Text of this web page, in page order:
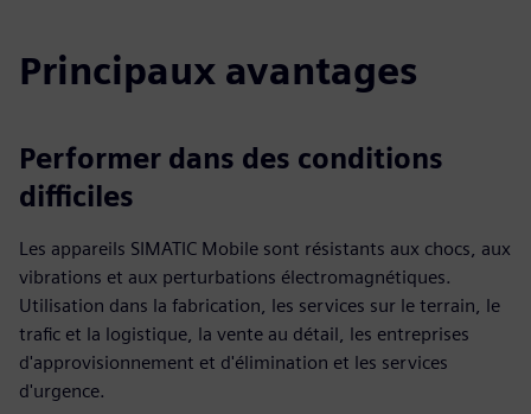
Principaux avantages
Performer dans des conditions
difficiles
Les appareils SIMATIC Mobile sont résistants aux chocs, aux
vibrations et aux perturbations électromagnétiques.
Utilisation dans la fabrication, les services sur le terrain, le
trafic et la logistique, la vente au détail, les entreprises
d'approvisionnement et d'élimination et les services
d'urgence.